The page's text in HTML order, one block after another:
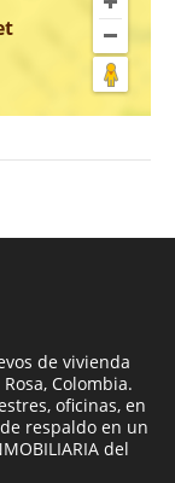
de vivienda
Colombia.
oficinas, en
respaldo en un
del